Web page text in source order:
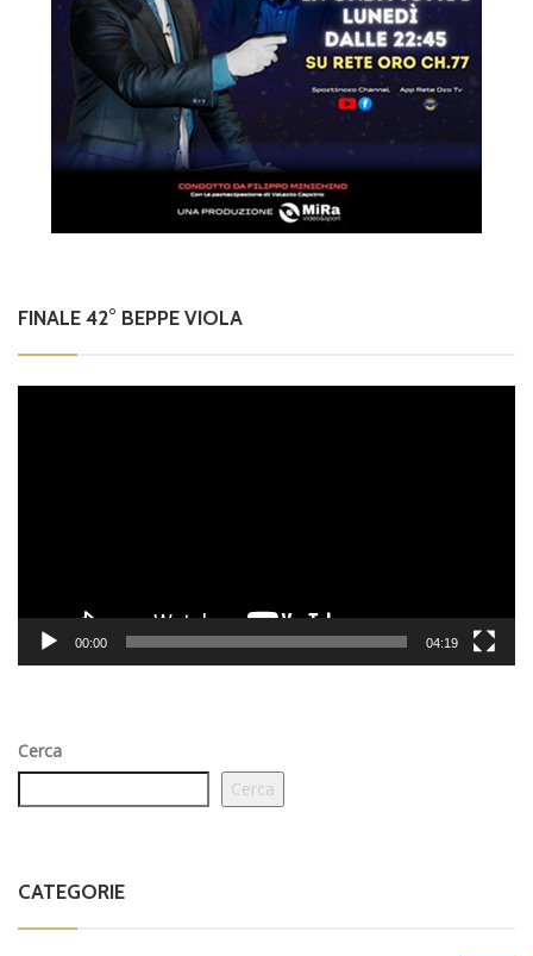
FINALE 42° BEPPE VIOLA
00:00 04:19
Cerca
Cerca
CATEGORIE